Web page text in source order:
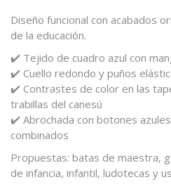
Diseño funcional con acabados
de la educación.
✔️ Tejido de cuadro azul con
✔️ Cuello redondo y puños
✔️ Contrastes de color en las
trabillas del canesú
✔️ Abrochada con botones
combinados
Propuestas: batas de maestra,
de infancia, infantil, ludotecas y